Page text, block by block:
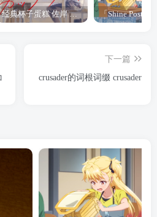
经典杯子蛋糕 佐岸 漫画「经典杯子蛋糕」宣布真人日剧化
下一篇
crusader的词根词缀 crusader